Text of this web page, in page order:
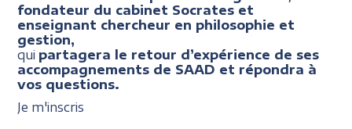
fondateur du cabinet Socrates et
enseignant chercheur en philosophie et
gestion,
qui partagera le retour d’expérience de ses
accompagnements de SAAD et répondra à
vos questions.
Je m'inscris